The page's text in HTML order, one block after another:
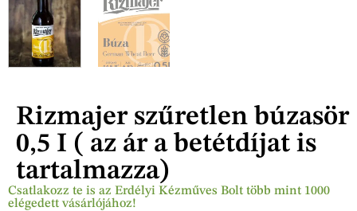
Csatlakozz te is az Erdélyi Kézműves Bolt több mint 1000
elégedett vásárlójához!
Rizmajer szűretlen búzasör
0,5 I ( az ár a betétdíjat is
tartalmazza)